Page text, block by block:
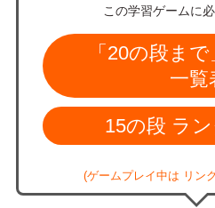
この学習ゲームに
「20の段ま
一覧
15の段 ラ
(ゲームプレイ中は リン